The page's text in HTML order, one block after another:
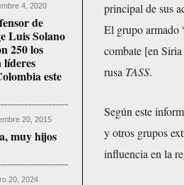
4, 2020
de
Luis Solano
250 los
líderes
este
20, 2015
muy hijos
20, 2024
principal de sus
El grupo armado
combate [en
rusa TASS.
Según este
y otros grupos
influencia en la